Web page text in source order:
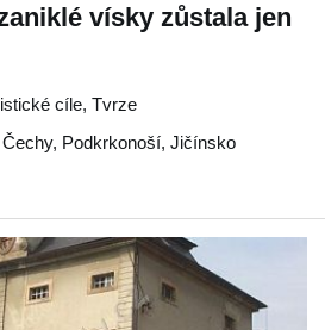
vísky zůstala jen
cíle, Tvrze
, Podkrkonoší, Jičínsko